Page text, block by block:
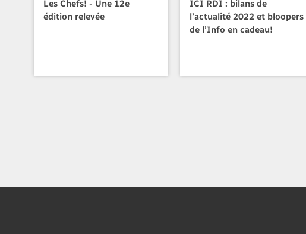
Les Chefs! - Une 12e
édition relevée
ICI RDI : bilans de
l’actualité 2022 et bloopers
de l’Info en cadeau!